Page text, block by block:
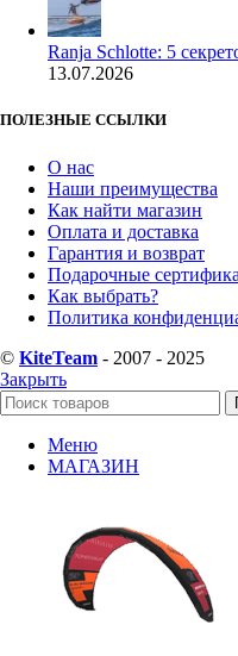
Ranja Schlotte: 5
13.07.2026
ПОЛЕЗНЫЕ ССЫЛКИ
О нас
Наши преимущества
Как найти магазин
Оплата и доставка
Гарантия и возврат
Подарочные
Как выбрать?
Политика
© KiteTeam - 2007 - 2025
Закрыть
Меню
МАГАЗИН